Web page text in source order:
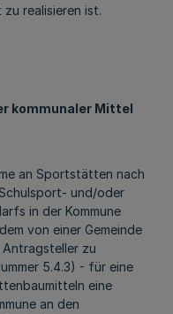
realisieren ist.
kommunaler Mittel
an Sportstätten nach
und/oder
in der Kommune
von einer Gemeinde
Antragsteller zu
5.4.3) - für eine
eine
an den